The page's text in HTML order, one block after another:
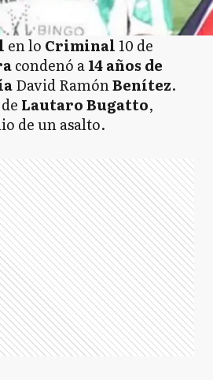
en lo Criminal 10 de
condenó a14 años de
David RamónBenítez.
de Lautaro Bugatto,
de un asalto.